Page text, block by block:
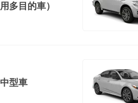
用多目的車）
中型車